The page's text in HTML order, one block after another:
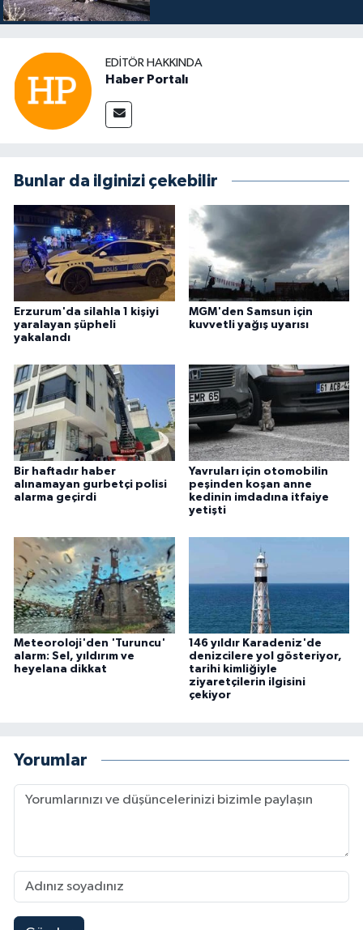
EDITÖR HAKKINDA
Haber Portalı
Bunlar da ilginizi çekebilir
Erzurum'da silahla 1 kişiyi
yaralayan şüpheli
yakalandı
MGM'den Samsun için
kuvvetli yağış uyarısı
Bir haftadır haber
alınamayan gurbetçi polisi
alarma geçirdi
Yavruları için otomobilin
peşinden koşan anne
kedinin imdadına itfaiye
yetişti
Meteoroloji'den 'Turuncu'
alarm: Sel, yıldırım ve
heyelana dikkat
146 yıldır Karadeniz'de
denizcilere yol gösteriyor,
tarihi kimliğiyle
ziyaretçilerin ilgisini
çekiyor
Yorumlar